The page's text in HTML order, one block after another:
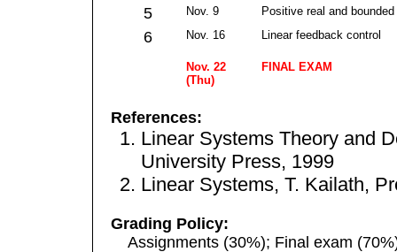
5 Nov. 9 Positive real and
6 Nov. 16 Linear feedback control
Nov. 22
(Thu)
FINAL EXAM
References:
Linear Systems Theory and
University Press, 1999
Linear Systems, T. Kailath,
Grading Policy:
Assignments (30%); Final exam